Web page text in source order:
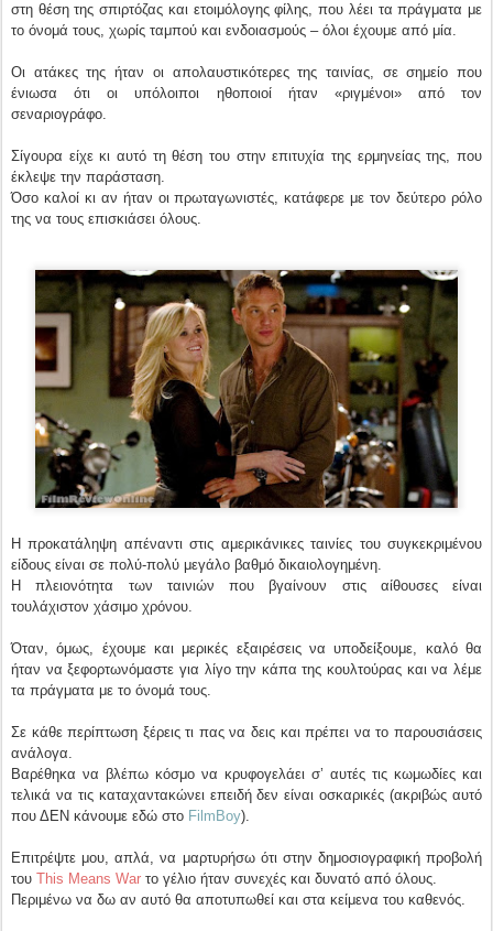
στη θέση της σπιρτόζας και ετοιμόλογης φίλης, που λέει τα πράγματα με
το όνομά τους, χωρίς ταμπού και ενδοιασμούς – όλοι έχουμε από μία.
Οι ατάκες της ήταν οι απολαυστικότερες της ταινίας, σε σημείο που
ένιωσα ότι οι υπόλοιποι ηθοποιοί ήταν «ριγμένοι» από τον
σεναριογράφο.
Σίγουρα είχε κι αυτό τη θέση του στην επιτυχία της ερμηνείας της, που
έκλεψε την παράσταση.
Όσο καλοί κι αν ήταν οι πρωταγωνιστές, κατάφερε με τον δεύτερο ρόλο
της να τους επισκιάσει όλους.
Η προκατάληψη απέναντι στις αμερικάνικες ταινίες του συγκεκριμένου
είδους είναι σε πολύ-πολύ μεγάλο βαθμό δικαιολογημένη.
Η πλειονότητα των ταινιών που βγαίνουν στις αίθουσες είναι
τουλάχιστον χάσιμο χρόνου.
Όταν, όμως, έχουμε και μερικές εξαιρέσεις να υποδείξουμε, καλό θα
ήταν να ξεφορτωνόμαστε για λίγο την κάπα της κουλτούρας και να λέμε
τα πράγματα με το όνομά τους.
Σε κάθε περίπτωση ξέρεις τι πας να δεις και πρέπει να το παρουσιάσεις
ανάλογα.
Βαρέθηκα να βλέπω κόσμο να κρυφογελάει σ’ αυτές τις κωμωδίες και
τελικά να τις καταχαντακώνει επειδή δεν είναι οσκαρικές (ακριβώς αυτό
που ΔΕΝ κάνουμε εδώ στο FilmBoy).
Επιτρέψτε μου, απλά, να μαρτυρήσω ότι στην δημοσιογραφική προβολή
του This Means War το γέλιο ήταν συνεχές και δυνατό από όλους.
Περιμένω να δω αν αυτό θα αποτυπωθεί και στα κείμενα του καθενός.